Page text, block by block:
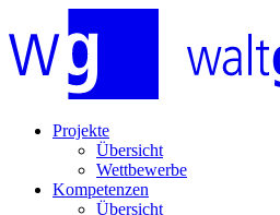
Projekte
Übersicht
Wettbewerbe
Kompetenzen
Übersicht